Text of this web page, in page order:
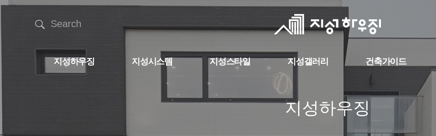
Search
지성하우징 지성시스템 지성스타일 지성갤러리 건축가이드
지성하우징